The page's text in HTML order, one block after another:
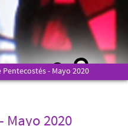
Pentecostés - Mayo 2020
Mayo 2020